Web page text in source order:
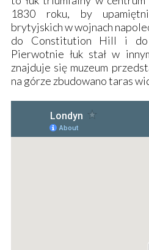
1830 roku, by
brytyjskich w wojnach
do Constitution Hill i do
Pierwotnie łuk stał w
znajduje się muzeum
na górze zbudowano taras